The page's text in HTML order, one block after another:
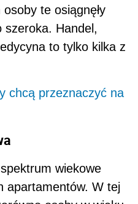
te osiągnęły
szeroka. Handel,
to tylko kilka z
chcą przeznaczyć na
wiekowe
apartamentów. W tej